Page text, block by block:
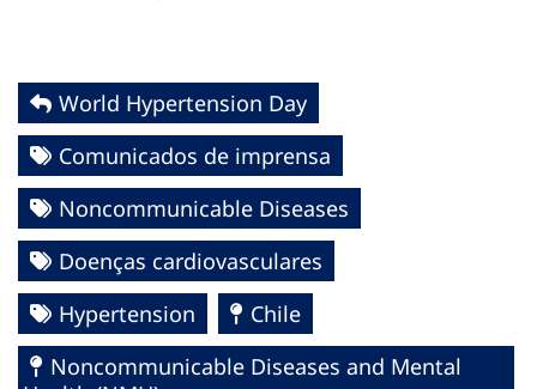
World Hypertension Day
Comunicados de imprensa
Noncommunicable Diseases
Doenças cardiovasculares
Hypertension
Chile
Noncommunicable Diseases and Mental